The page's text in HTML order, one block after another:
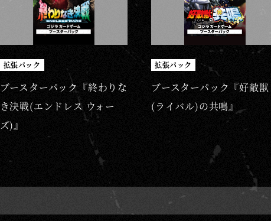
拡張パック
ブースターパック『終わりな
き決戦(エンドレス ウォー
ズ)』
拡張パック
ブースターパック『好敵獣
(ライバル)の共鳴』